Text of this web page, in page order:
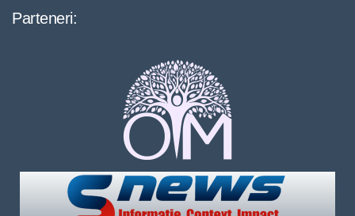
Parteneri: